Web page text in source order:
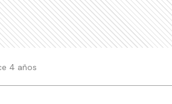
4 años